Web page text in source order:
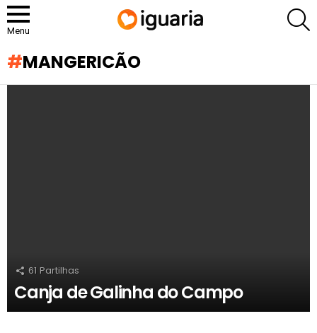
Menu
MANGERICÃO
61 Partilhas
Canja de Galinha do Campo